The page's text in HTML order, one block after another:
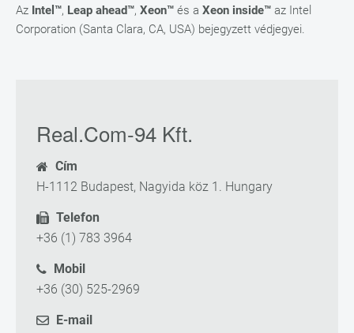
Az Intel™, Leap ahead™, Xeon™ és a Xeon inside™ az Intel
Corporation (Santa Clara, CA, USA) bejegyzett védjegyei.
Real.Com-94 Kft.
Cím
H-1112 Budapest, Nagyida köz 1. Hungary
Telefon
+36 (1) 783 3964
Mobil
+36 (30) 525-2969
E-mail